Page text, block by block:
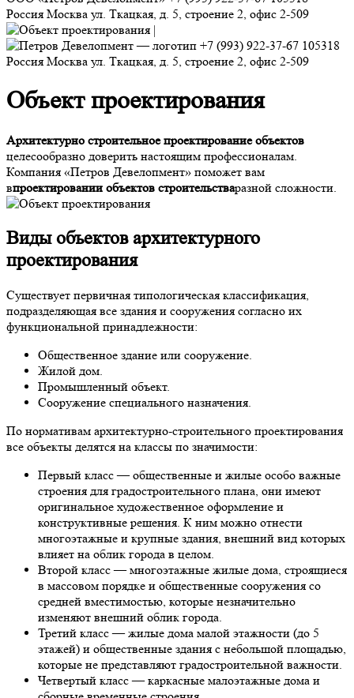
Россия Москва ул. Ткацкая, д. 5, строение 2, офис 2-509
+7 (993) 922-37-67 105318
Россия Москва ул. Ткацкая, д. 5, строение 2, офис 2-509
Объект проектирования
Архитектурно строительное проектирование объектов
целесообразно доверить настоящим профессионалам.
Компания «Петров Девелопмент» поможет вам
впроектировании объектов строительстваразной сложности.
Видыобъектов архитектурного
проектирования
Существует первичная типологическая классификация,
подразделяющая все здания и сооружения согласно их
функциональной принадлежности:
Общественное здание или сооружение.
Жилой дом.
Промышленный объект.
Сооружение специального назначения.
По нормативам архитектурно-строительного проектирования
все объекты делятся на классы по значимости:
Первый класс — общественные и жилые особо важные
строения для градостроительного плана, они имеют
оригинальное художественное оформление и
конструктивные решения. К ним можно отнести
многоэтажные и крупные здания, внешний вид которых
влияет на облик города в целом.
Второй класс — многоэтажные жилые дома, строящиеся
в массовом порядке и общественные сооружения со
средней вместимостью, которые незначительно
изменяют внешний облик города.
Третий класс — жилые дома малой этажности (до 5
этажей) и общественные здания с небольшой площадью,
которые не представляют градостроительной важности.
Четвертый класс — каркасные малоэтажные дома и